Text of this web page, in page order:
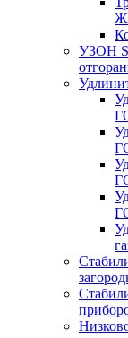
УЗОН